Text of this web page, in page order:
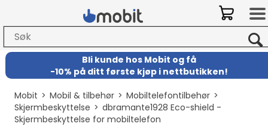
Bli kunde hos Mobit og få
-10% på ditt første kjøp i nettbutikken!
Mobit>Mobil & tilbehør>Mobiltelefontilbehør>
Skjermbeskyttelse>dbramante1928 Eco-shield -
Skjermbeskyttelse for mobiltelefon